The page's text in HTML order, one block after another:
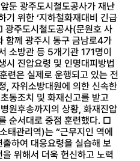
둔 광주도시철도공사가 재난
기 위한 ‘지하철화재대비 긴급
광주도시철도공사(문원호 사
함께 광주시 동구 금남로4가
소방관 등 5개기관 171명이
시 진압요령 및 인명대피방법
련은 실제로 운행되고 있는 전
, 자위소방대원에 의한 신속한
동조치 및 화재신고를 받고
원후송까지의 상황, 화재진압
순서대로 중점 훈련했다. □
태관리역)는 “근무지인 역에
하여 대응요령을 실습해 보
위해서 더욱 헌신하고 노력